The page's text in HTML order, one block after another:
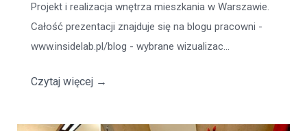
Projekt i realizacja wnętrza mieszkania w Warszawie.
Całość prezentacji znajduje się na blogu pracowni -
www.insidelab.pl/blog - wybrane wizualizac...
Czytaj więcej →